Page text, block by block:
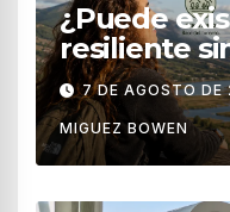
¿Puede
resiliente
territorial?
7 DE AGOSTO
MIGUEZ BOWEN